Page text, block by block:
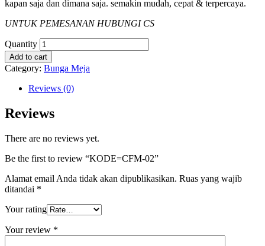
kapan saja dan dimana saja. semakin mudah, cepat & terpercaya.
UNTUK PEMESANAN HUBUNGI CS
Quantity
Add to cart
Category: Bunga Meja
Reviews (0)
Reviews
There are no reviews yet.
Be the first to review “KODE=CFM-02”
Alamat email Anda tidak akan dipublikasikan. Ruas yang wajib
ditandai *
Your rating
Your review *